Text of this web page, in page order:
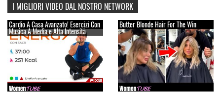
I MIGLIORI VIDEO DAL NOSTRO NETWORK
Cardio A Casa Avanzato! Esercizi Con
Musica A Media e Alta Intensità
Butter Blonde Hair For The Win